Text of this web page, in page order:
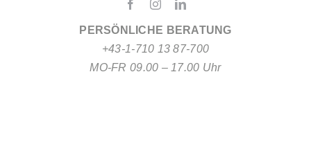
PERSÖNLICHE BERATUNG
+43-1-710 13 87-700
MO-FR 09.00 – 17.00 Uhr
Nachhaltigkeit